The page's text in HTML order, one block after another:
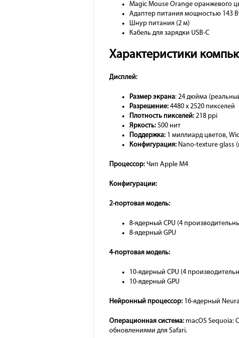
Magic Mouse Orange оранжевого
Адаптер питания мощностью 143
Шнур питания (2 м)
Кабель для зарядки USB-C
Характеристики
Дисплей:
Размер экрана: 24 дюйма
Разрешение: 4480 x 2520 пикселей
Плотность пикселей: 218 ppi
Яркость: 500 нит
Поддержка: 1 миллиард цветов,
Конфигурация: Nano-texture glass
Процессор: Чип Apple M4
Конфигурации:
2-портовая модель:
8-ядерный CPU (4
8-ядерный GPU
4-портовая модель:
10-ядерный CPU (4
10-ядерный GPU
Нейронный процессор: 16-ядерный
Операционная система: macOS Sequoia:
обновлениями для Safari.